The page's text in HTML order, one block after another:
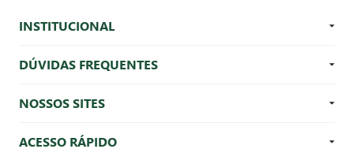
INSTITUCIONAL
DÚVIDAS FREQUENTES
NOSSOS SITES
ACESSO RÁPIDO